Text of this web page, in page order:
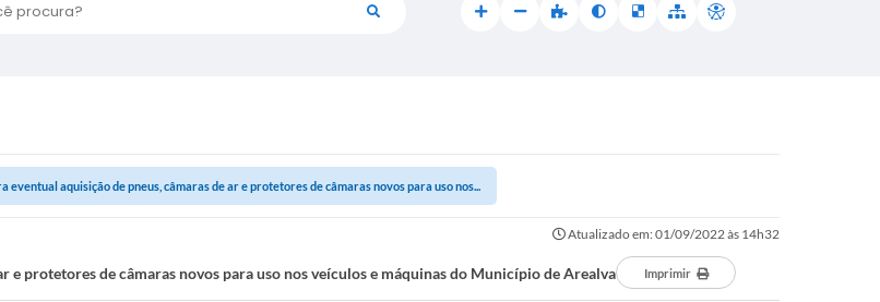
procura?
eventual aquisição de pneus, câmaras de ar e protetores de câmaras novos para uso nos...
Atualizado em: 01/09/2022 às 14h32
e protetores de câmaras novos para uso nos veículos e máquinas do Município de Arealva Imprimir